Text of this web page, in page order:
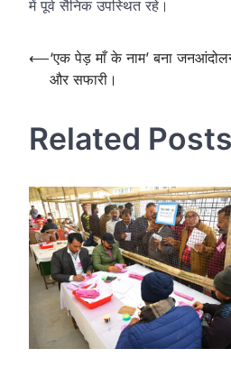
में पूर्व सैनिक उपस्थित रहे।
Post
navigation
⟵‘एक पेड़ माँ के नाम’ बना
और सफारी।
Related Posts